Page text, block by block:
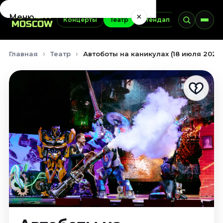
Концерты Театр Стендап Выставки
Меню ×
Сентябрь 2026
Январь 2027
Театр
Август 2026
Сентябрь 2026
Октябрь 2026
Ноябрь 2026
Главная Театр Автоботы на каникулах (18 июля 2026)